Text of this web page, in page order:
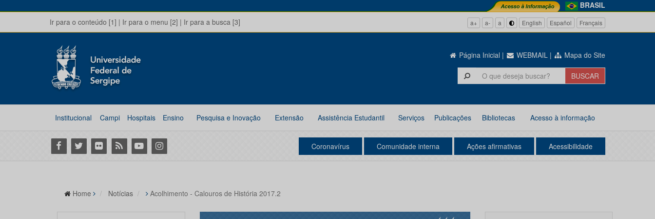
BRASIL
Ir para o conteúdo [1] | Ir para o menu [2] | Ir para a busca [3] a+ a- a English Español Français
Página Inicial | WEBMAIL | Mapa do Site
Institucional Campi Hospitais Ensino Pesquisa e Inovação Extensão Assistência Estudantil Serviços Publicações Bibliotecas Acesso à informação
Facebook
Twitter Flickr RSS YoutubeInstagram Coronavírus Comunidade interna Ações afirmativas Acessibilidade
Home Notícias Acolhimento - Calouros de História 2017.2